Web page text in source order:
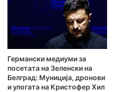
Германски медиуми за
посетата на Зеленски на
Белград: Муниција, дронови
и улогата на Кристофер Хил